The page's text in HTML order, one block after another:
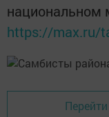
национальном
https://max.ru/